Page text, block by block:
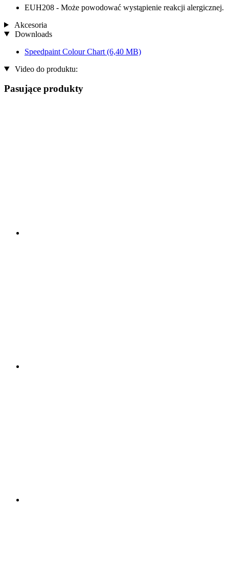
EUH208 - Może powodować wystąpienie reakcji alergicznej.
Akcesoria
Downloads
Speedpaint Colour Chart (6,40 MB)
Video do produktu:
Pasujące produkty